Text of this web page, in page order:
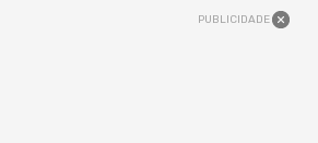
PUBLICIDADE